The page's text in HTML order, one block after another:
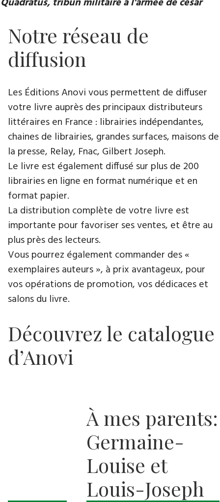
Notre réseau de
diffusion
Les Éditions Anovi vous permettent de diffuser
votre livre auprès des principaux distributeurs
littéraires en France : librairies indépendantes,
chaines de librairies, grandes surfaces, maisons de
la presse, Relay, Fnac, Gilbert Joseph.
Le livre est également diffusé sur plus de 200
librairies en ligne en format numérique et en
format papier.
La distribution complète de votre livre est
importante pour favoriser ses ventes, et être au
plus près des lecteurs.
Vous pourrez également commander des «
exemplaires auteurs », à prix avantageux, pour
vos opérations de promotion, vos dédicaces et
salons du livre.
Découvrez le catalogue
d’Anovi
À mes parents:
Germaine-
Louise et
Louis-Joseph